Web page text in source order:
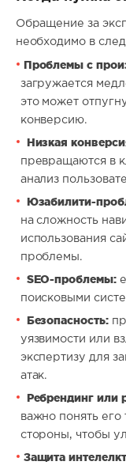
Обращение за
необходимо в
Проблемы с
загружается
это может
конверсию.
Низкая
превращаются в
анализ
Юзабилити-
на сложность
использования
проблемы.
SEO-проблемы:
поисковыми
Безопасность:
уязвимости или
экспертизу для
атак.
Ребрендинг или
важно понять
стороны, чтобы
Защита